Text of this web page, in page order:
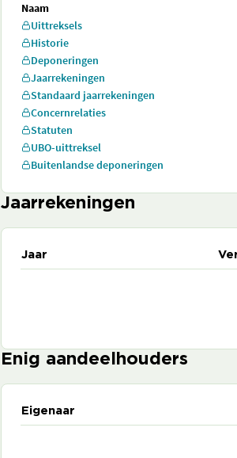
Naam
Uittreksels
Historie
Deponeringen
Jaarrekeningen
Standaard jaarrekeningen
Concernrelaties
Statuten
UBO-uittreksel
Buitenlandse deponeringen
Jaarrekeningen
Jaar
Enig aandeelhouders
Eigenaar